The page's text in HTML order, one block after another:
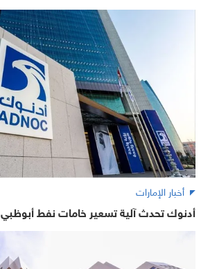
أخبار الإمارات
أدنوك تحدث آلية تسعير خامات نفط أبوظبي